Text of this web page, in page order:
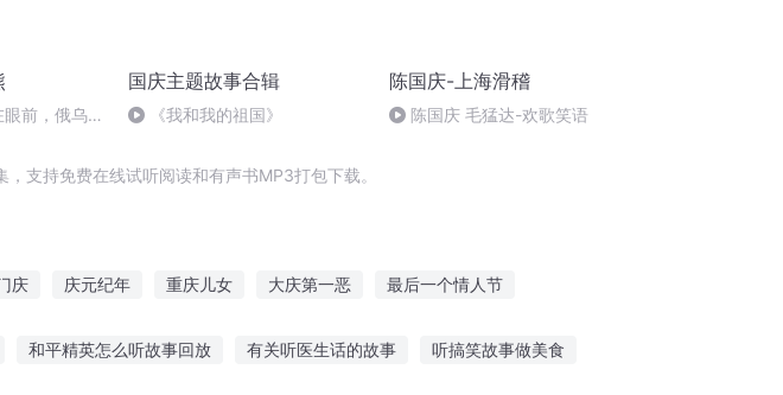
前，俄乌冲
国庆主题故事合辑
《我和我的祖国》
陈国庆-上海滑稽
陈国庆 毛猛达-欢歌笑语
支持免费在线试听阅读和有声书MP3打包下载。
庆 庆元纪年 重庆儿女 大庆第一恶 最后一个情人节
和平精英怎么听故事回放 有关听医生话的故事 听搞笑故事做美食